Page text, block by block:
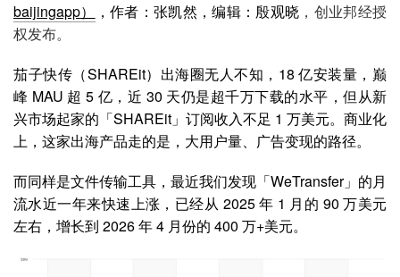
baijingapp）
，作者：张凯然，编辑：殷观晓 ，创业邦经授
权发布。
茄子快传（SHAREit）出海圈无人不知，18 亿安装量，巅
峰 MAU 超 5 亿，近 30 天仍是超千万下载的水平，但从新
兴市场起家的「SHAREit」订阅收入不足 1 万美元。商业化
上，这家出海产品走的是，大用户量、广告变现的路径。
而同样是文件传输工具，最近我们发现「WeTransfer」的月
流水近一年来快速上涨，已经从 2025 年 1 月的 90 万美元
左右，增长到 2026 年 4 月份的 400 万+美元。